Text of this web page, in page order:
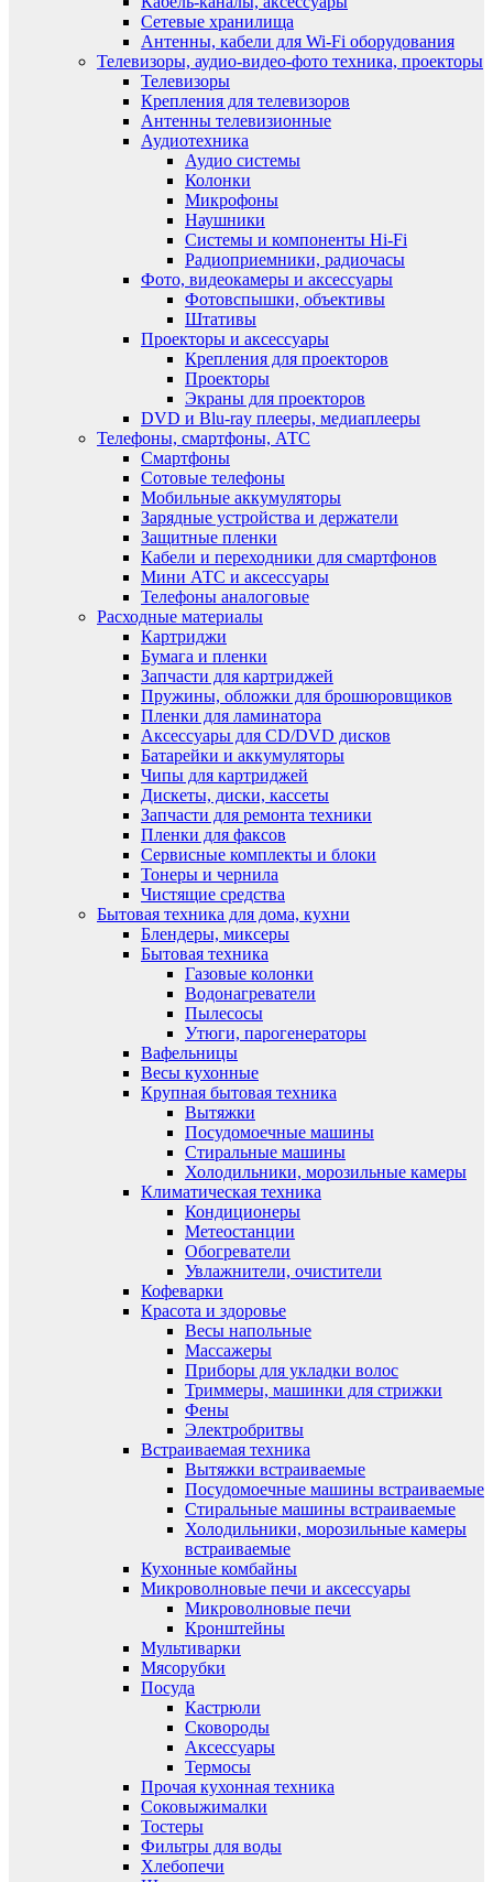
Сетевые хранилища
Антенны, кабели для Wi-Fi оборудования
Телевизоры, аудио-видео-фото техника, проекторы
Телевизоры
Крепления для телевизоров
Антенны телевизионные
Аудиотехника
Аудио системы
Колонки
Микрофоны
Наушники
Системы и компоненты Hi-Fi
Радиоприемники, радиочасы
Фото, видеокамеры и аксессуары
Фотовспышки, объективы
Штативы
Проекторы и аксессуары
Крепления для проекторов
Проекторы
Экраны для проекторов
DVD и Blu-ray плееры, медиаплееры
Телефоны, смартфоны, АТС
Смартфоны
Сотовые телефоны
Мобильные аккумуляторы
Зарядные устройства и держатели
Защитные пленки
Кабели и переходники для смартфонов
Мини АТС и аксессуары
Телефоны аналоговые
Расходные материалы
Картриджи
Бумага и пленки
Запчасти для картриджей
Пружины, обложки для брошюровщиков
Пленки для ламинатора
Аксессуары для CD/DVD дисков
Батарейки и аккумуляторы
Чипы для картриджей
Дискеты, диски, кассеты
Запчасти для ремонта техники
Пленки для факсов
Сервисные комплекты и блоки
Тонеры и чернила
Чистящие средства
Бытовая техника для дома, кухни
Блендеры, миксеры
Бытовая техника
Газовые колонки
Водонагреватели
Пылесосы
Утюги, парогенераторы
Вафельницы
Весы кухонные
Крупная бытовая техника
Вытяжки
Посудомоечные машины
Стиральные машины
Холодильники, морозильные камеры
Климатическая техника
Кондиционеры
Метеостанции
Обогреватели
Увлажнители, очистители
Кофеварки
Красота и здоровье
Весы напольные
Массажеры
Приборы для укладки волос
Триммеры, машинки для стрижки
Фены
Электробритвы
Встраиваемая техника
Вытяжки встраиваемые
Посудомоечные машины встраиваемые
Стиральные машины встраиваемые
Холодильники, морозильные камеры
встраиваемые
Кухонные комбайны
Микроволновые печи и аксессуары
Микроволновые печи
Кронштейны
Мультиварки
Мясорубки
Посуда
Кастрюли
Сковороды
Аксессуары
Термосы
Прочая кухонная техника
Соковыжималки
Тостеры
Фильтры для воды
Хлебопечи